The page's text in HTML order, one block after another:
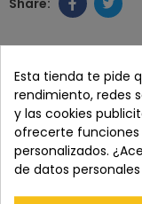
seguro.
Los
laborables.
Esta tienda te pide
rendimiento, redes
y las cookies
ofrecerte funciones
personalizados.
de datos